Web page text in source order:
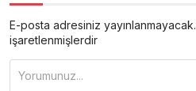
E-posta adresiniz yayınlanmayacak.
işaretlenmişlerdir